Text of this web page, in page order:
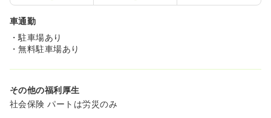
車通勤
・駐車場あり
・無料駐車場あり
その他の福利厚生
社会保険 パートは労災のみ